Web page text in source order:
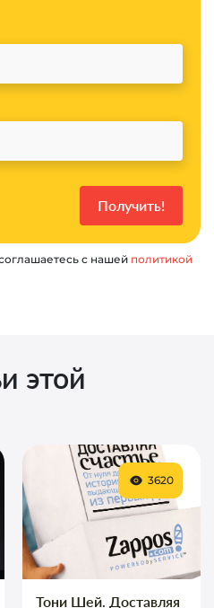
с нашей политикой
этой
Тони Шей. Доставляя
3620